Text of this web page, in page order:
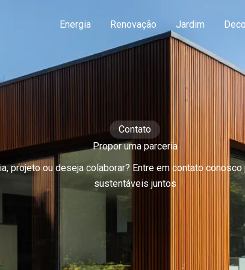
Energia Renovação Jardim
Contato
Propor uma parceria
projeto ou deseja colaborar? Entre em contato
sustentáveis juntos